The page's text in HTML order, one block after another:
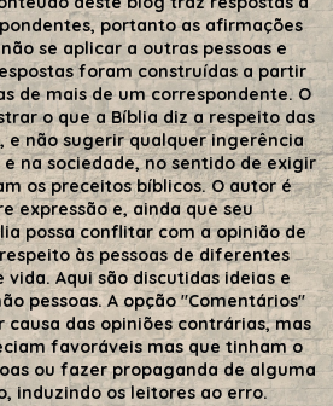
portanto as afirmações
se aplicar a outras pessoas e
foram construídas a partir
de mais de um correspondente. O
o que a Bíblia diz a respeito das
e não sugerir qualquer ingerência
na sociedade, no sentido de exigir
os preceitos bíblicos. O autor é
expressão e, ainda que seu
possa conflitar com a opinião de
às pessoas de diferentes
vida. Aqui são discutidas ideias e
pessoas. A opção "Comentários"
das opiniões contrárias, mas
favoráveis mas que tinham o
ou fazer propaganda de alguma
induzindo os leitores ao erro.